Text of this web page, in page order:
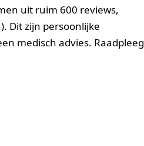
uit ruim 600 reviews,
Dit zijn persoonlijke
medisch advies. Raadpleeg